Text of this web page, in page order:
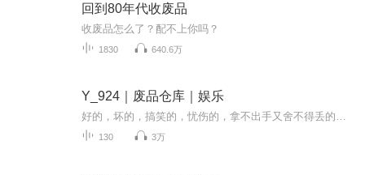
回到80年代收废品
收废品怎么了？配不上你吗？
1830 640.6万
Y_924｜废品仓库｜娱乐
130 3万